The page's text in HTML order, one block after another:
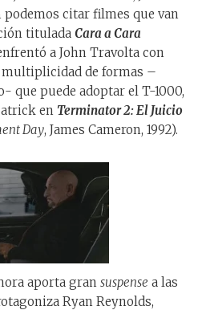
citar filmes que van
titulada Cara a Cara
a John Travolta con
multiplicidad de formas –
que puede adoptar el T-1000,
en Terminator 2: El Juicio
Day, James Cameron, 1992).
aporta gran suspense a las
Ryan Reynolds,